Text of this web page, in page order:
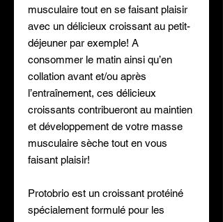
musculaire tout en se faisant plaisir
avec un délicieux croissant au petit-
déjeuner par exemple! A
consommer le matin ainsi qu’en
collation avant et/ou après
l’entraînement, ces délicieux
croissants contribueront au maintien
et développement de votre masse
musculaire sèche tout en vous
faisant plaisir!
Protobrio est un croissant protéiné
spécialement formulé pour les